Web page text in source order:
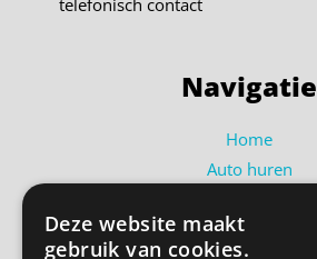
telefonisch contact
Navigatie
Home
Auto huren
Shortlease
Deze website maakt
gebruik van cookies.